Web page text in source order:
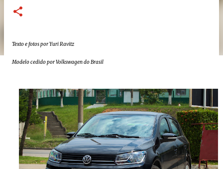
Texto e fotos por Yuri Ravitz
Modelo cedido por Volkswagen do Brasil